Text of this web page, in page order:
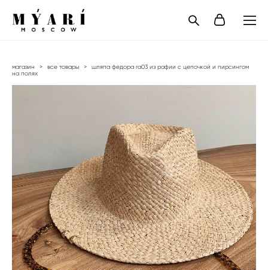
магазин > все товары >
шляпа федора ra03 из рафии с цепочкой и пирсингом
на полях